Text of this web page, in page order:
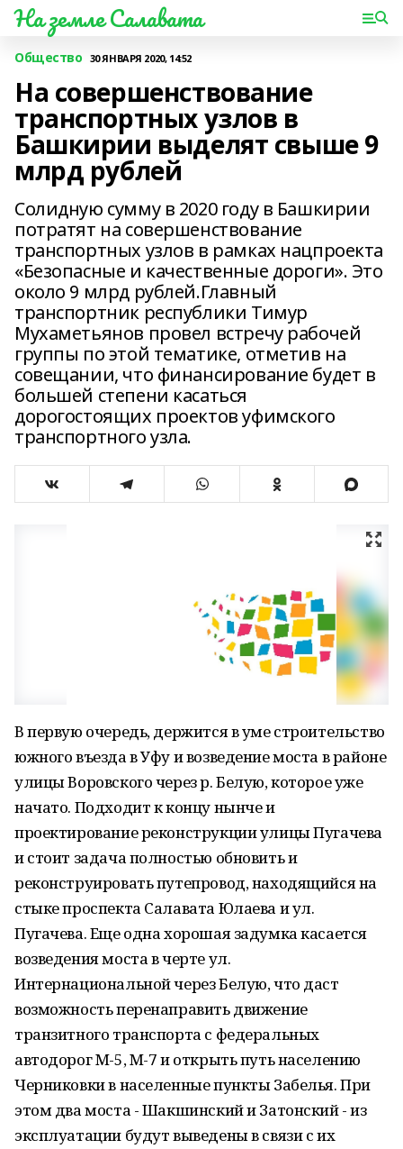
На земле Салавата
Общество 30 ЯНВАРЯ 2020, 14:52
На совершенствование
транспортных узлов в
Башкирии выделят свыше 9
млрд рублей
Солидную сумму в 2020 году в Башкирии
потратят на совершенствование
транспортных узлов в рамках нацпроекта
«Безопасные и качественные дороги». Это
около 9 млрд рублей.Главный
транспортник республики Тимур
Мухаметьянов провел встречу рабочей
группы по этой тематике, отметив на
совещании, что финансирование будет в
большей степени касаться
дорогостоящих проектов уфимского
транспортного узла.
В первую очередь, держится в уме строительство
южного въезда в Уфу и возведение моста в районе
улицы Воровского через р. Белую, которое уже
начато. Подходит к концу нынче и
проектирование реконструкции улицы Пугачева
и стоит задача полностью обновить и
реконструировать путепровод, находящийся на
стыке проспекта Салавата Юлаева и ул.
Пугачева. Еще одна хорошая задумка касается
возведения моста в черте ул.
Интернациональной через Белую, что даст
возможность перенаправить движение
транзитного транспорта с федеральных
автодорог М-5, М-7 и открыть путь населению
Черниковки в населенные пункты Забелья. При
этом два моста - Шакшинский и Затонский - из
эксплуатации будут выведены в связи с их